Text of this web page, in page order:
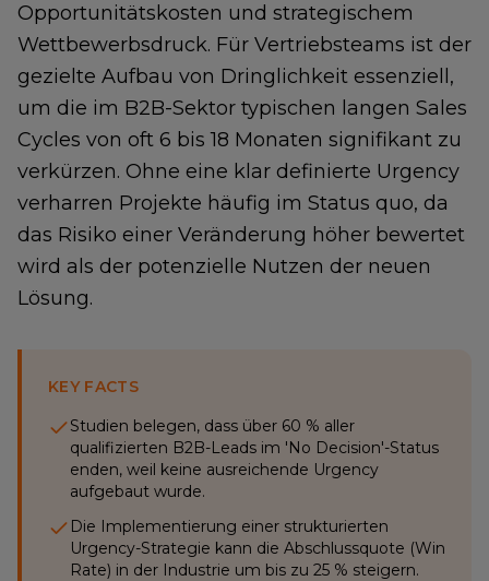
Opportunitätskosten und strategischem
Wettbewerbsdruck. Für Vertriebsteams ist der
gezielte Aufbau von Dringlichkeit essenziell,
um die im B2B-Sektor typischen langen Sales
Cycles von oft 6 bis 18 Monaten signifikant zu
verkürzen. Ohne eine klar definierte Urgency
verharren Projekte häufig im Status quo, da
das Risiko einer Veränderung höher bewertet
wird als der potenzielle Nutzen der neuen
Lösung.
KEY FACTS
Studien belegen, dass über 60 % aller
qualifizierten B2B-Leads im 'No Decision'-Status
enden, weil keine ausreichende Urgency
aufgebaut wurde.
Die Implementierung einer strukturierten
Urgency-Strategie kann die Abschlussquote (Win
Rate) in der Industrie um bis zu 25 % steigern.